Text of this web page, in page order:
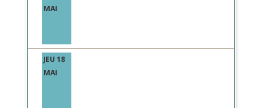
MAI
JEU 18
MAI